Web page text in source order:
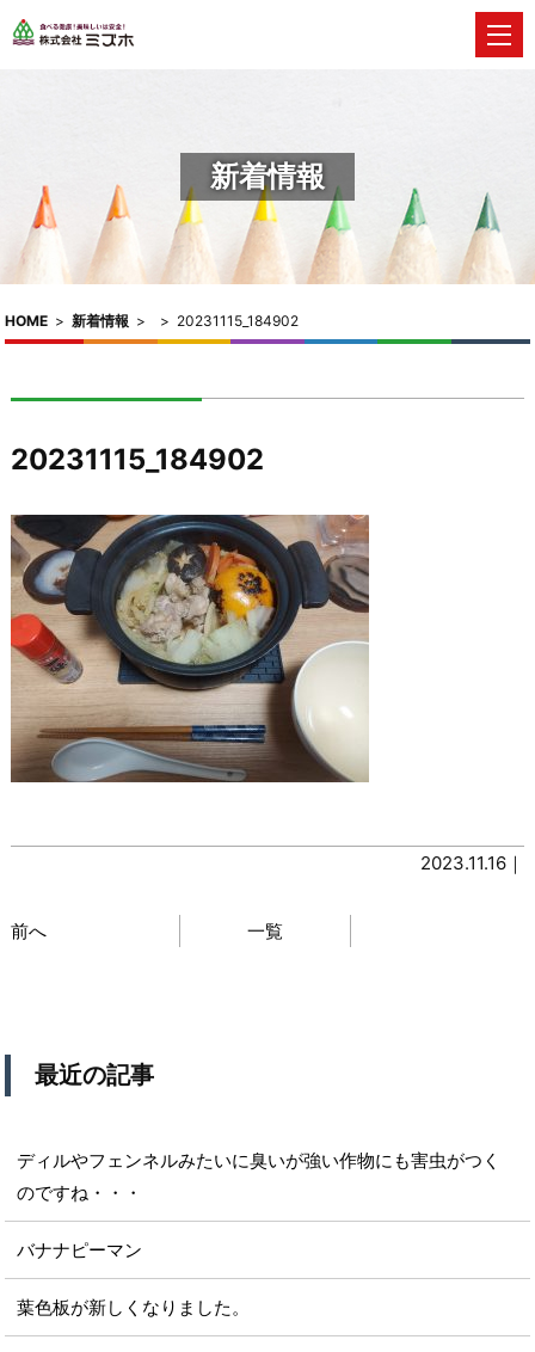
新着情報
HOME > 新着情報 > > 20231115_184902
20231115_184902
2023.11.16｜
前へ 一覧
最近の記事
ディルやフェンネルみたいに臭いが強い作物にも害虫がつく
のですね・・・
バナナピーマン
葉色板が新しくなりました。